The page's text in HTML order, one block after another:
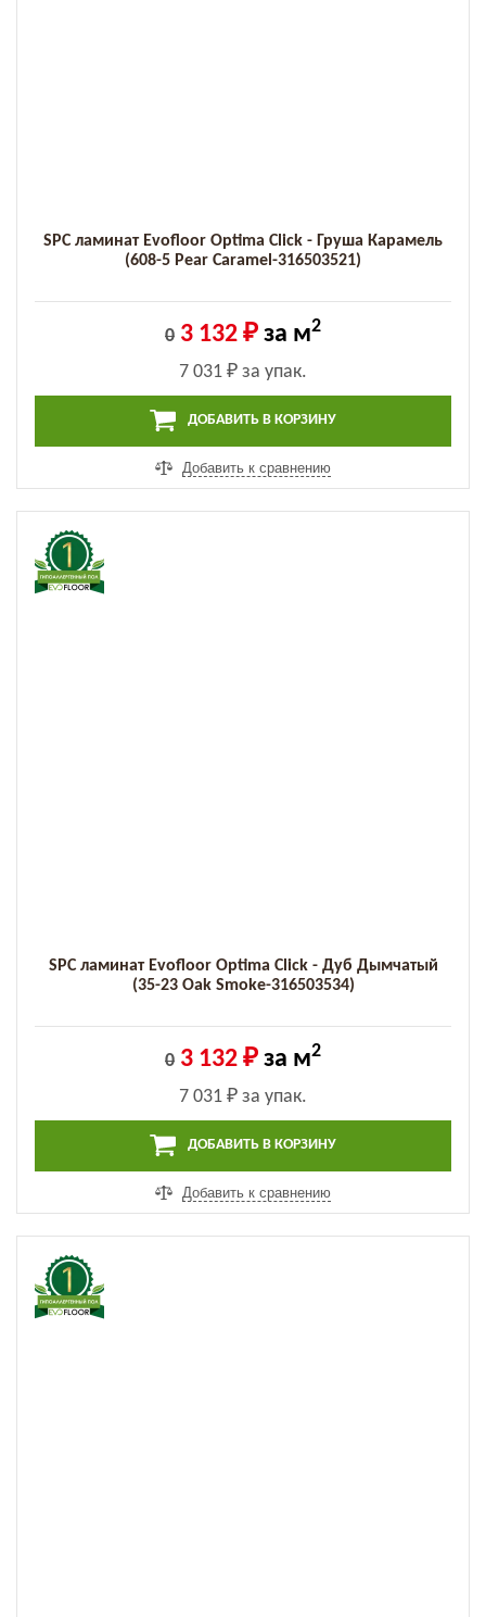
SPC ламинат Evofloor Optima Click - Груша Карамель
(608-5 Pear Caramel-316503521)
0 3 132 ₽ за м2
7 031 ₽ за упак.
ДОБАВИТЬ В КОРЗИНУ
Добавить к сравнению
SPC ламинат Evofloor Optima Click - Дуб Дымчатый
(35-23 Оak Smoke-316503534)
0 3 132 ₽ за м2
7 031 ₽ за упак.
ДОБАВИТЬ В КОРЗИНУ
Добавить к сравнению